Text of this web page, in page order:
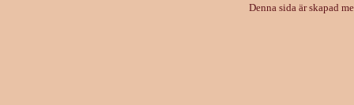
Denna sida är skapad